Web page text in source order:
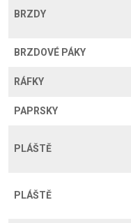
BRZDY
BRZDOVÉ PÁKY
RÁFKY
PAPRSKY
PLÁŠTĚ
PLÁŠTĚ